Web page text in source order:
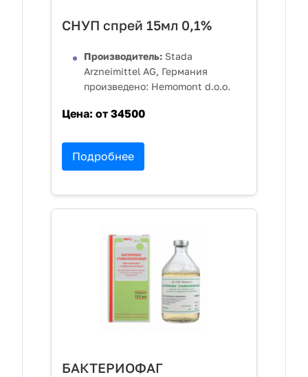
СНУП спрей 15мл 0,1%
Производитель: Stada
Arzneimittel AG, Германия
произведено: Hemomont d.o.o.
Цена: от 34500
Подробнее
БАКТЕРИОФАГ